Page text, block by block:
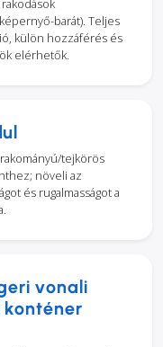
barát). Teljes
külön hozzáférés és
elérhetők.
tejkörös
növeli az
és rugalmasságot a
vonali
konténer